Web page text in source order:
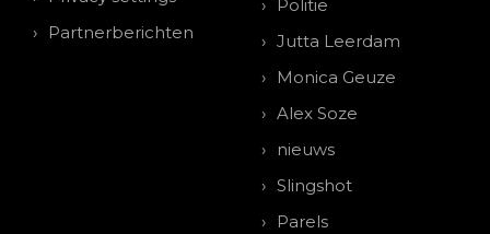
Partnerberichten
Politie
Jutta Leerdam
Monica Geuze
Alex Soze
nieuws
Slingshot
Parels